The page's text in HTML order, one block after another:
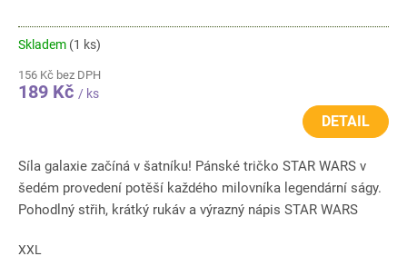
Skladem (1 ks)
156 Kč bez DPH
189 Kč / ks
DETAIL
Síla galaxie začíná v šatníku! Pánské tričko STAR WARS v
šedém provedení potěší každého milovníka legendární ságy.
Pohodlný střih, krátký rukáv a výrazný nápis STAR WARS
XXL